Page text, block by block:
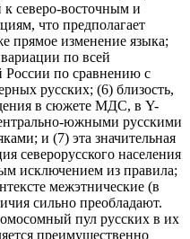
к северо-восточным и
что предполагает
изменение языка;
по всей
России по сравнению с
русских; (6) близость,
в сюжете МДС, в Y-
южными русскими
и (7) эта значительная
северорусского населения
исключением из правила;
межэтнические (в
сильно преобладают.
пул русских в их
преимущественно